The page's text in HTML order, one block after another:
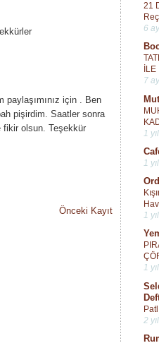
21
6
7
1
1
1
1
2
paylaşımınız için . Ben
pişirdim. Saatler sonra
fikir olsun. Teşekkür
Önceki Kayıt